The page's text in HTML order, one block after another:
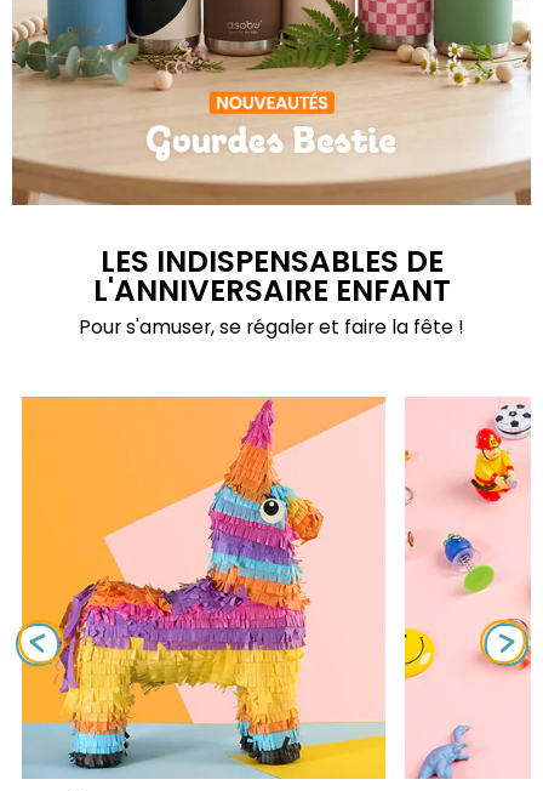
LES INDISPENSABLES DE
L'ANNIVERSAIRE ENFANT
Pour s'amuser, se régaler et faire la fête !